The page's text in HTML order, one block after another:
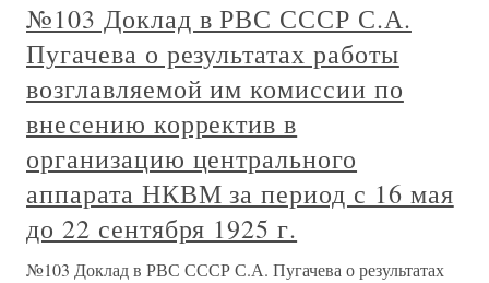
№103 Доклад в РВС СССР С.А.
Пугачева о результатах работы
возглавляемой им комиссии по
внесению корректив в
организацию центрального
аппарата НКВМ за период с 16 мая
до 22 сентября 1925 г.
№103 Доклад в РВС СССР С.А. Пугачева о результатах